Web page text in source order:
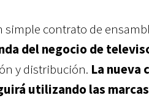
contrato de
del negocio de
y distribución. La nueva
utilizando las